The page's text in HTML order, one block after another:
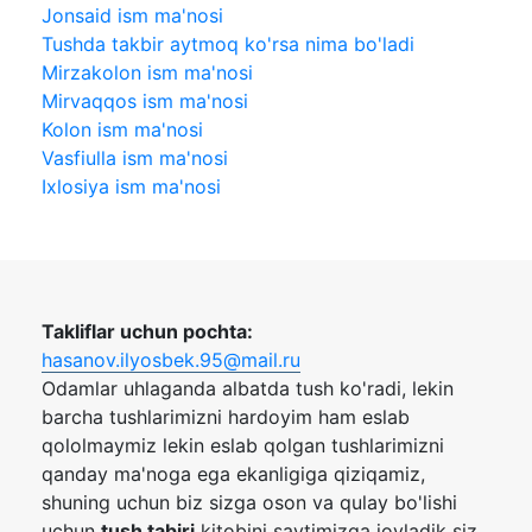
Jonsaid ism ma'nosi
Tushda takbir aytmoq ko'rsa nima bo'ladi
Mirzakolon ism ma'nosi
Mirvaqqos ism ma'nosi
Kolon ism ma'nosi
Vasfiulla ism ma'nosi
Ixlosiya ism ma'nosi
Takliflar uchun pochta:
hasanov.ilyosbek.95@mail.ru
Odamlar uhlaganda albatda tush ko'radi, lekin
barcha tushlarimizni hardoyim ham eslab
qololmaymiz lekin eslab qolgan tushlarimizni
qanday ma'noga ega ekanligiga qiziqamiz,
shuning uchun biz sizga oson va qulay bo'lishi